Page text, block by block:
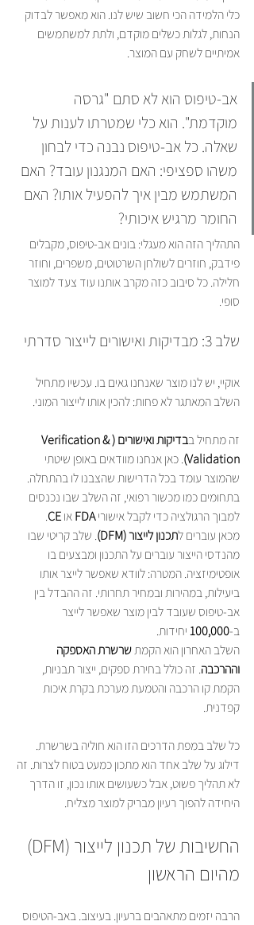
כלי הלמידה הכי חשוב שיש לנו. הוא מאפשר לבדוק
הנחות, לגלות כשלים מוקדם, ולתת למשתמשים
אמיתיים לשחק עם המוצר.
אב-טיפוס הוא לא סתם "גרסה
מוקדמת". הוא כלי שמטרתו לענות על
שאלה. כל אב-טיפוס נבנה כדי לבחון
משהו ספציפי: האם המנגנון עובד? האם
המשתמש מבין איך להפעיל אותו? האם
החומר מרגיש איכותי?
התהליך הזה הוא מעגלי: בונים אב-טיפוס, מקבלים
פידבק, חוזרים לשולחן השרטוטים, משפרים, וחוזר
חלילה. כל סיבוב כזה מקרב אותנו עוד צעד למוצר
סופי.
שלב 3: מבדיקות ואישורים לייצור סדרתי
אוקיי, יש לנו מוצר שאנחנו גאים בו. עכשיו מתחיל
השלב המאתגר לא פחות: להכין אותו לייצור המוני.
זה מתחיל ב
בדיקות ואישורים (Verification &
Validation). כאן אנחנו מוודאים באופן שיטתי
שהמוצר עומד בכל הדרישות שהצבנו לו בהתחלה.
בתחומים כמו מכשור רפואי, זה השלב שבו נכנסים
למבוך הרגולציה כדי לקבל אישורי FDA או CE
מכאן עוברים לתכנון לייצור (DFM)
. שלב קריטי שבו
מהנדסי הייצור עוברים על התכנון ומבצעים בו
אופטימיזציה. המטרה: לוודא שאפשר לייצר אותו
ביעילות, במהירות ובמחיר תחרותי. זה ההבדל בין
אב-טיפוס שעובד לבין מוצר שאפשר לייצר
ב-100,000
השלב האחרון הוא הקמת שרשרת האספקה
וההרכבה. זה כולל בחירת ספקים, ייצור תבניות,
הקמת קו הרכבה והטמעת מערכת בקרת איכות
קפדנית.
כל שלב במפת הדרכים הזו הוא חוליה בשרשרת.
דילוג על שלב אחד הוא מתכון כמעט בטוח לצרות. זה
לא תהליך פשוט, אבל כשעושים אותו נכון, זו הדרך
היחידה להפוך רעיון מבריק למוצר מצליח.
החשיבות של תכנון לייצור (DFM)
מהיום הראשון
הרבה יזמים מתאהבים ברעיון. בעיצוב. באב-הטיפוס